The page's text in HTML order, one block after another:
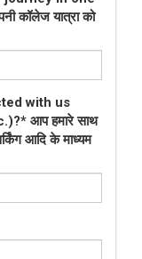
कॉलेज यात्रा को
with us
आप हमारे साथ
आदि के माध्यम